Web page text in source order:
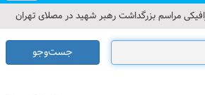
مراسم بزرگداشت رهبر شهید در مصلای تهران
حاج علی‌اکبری؛ خطیب این هفته نماز جمعه تهران
جست‌وجو